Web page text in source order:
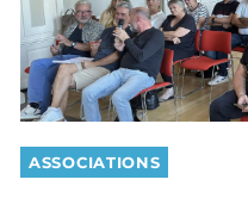
ASSOCIATIONS